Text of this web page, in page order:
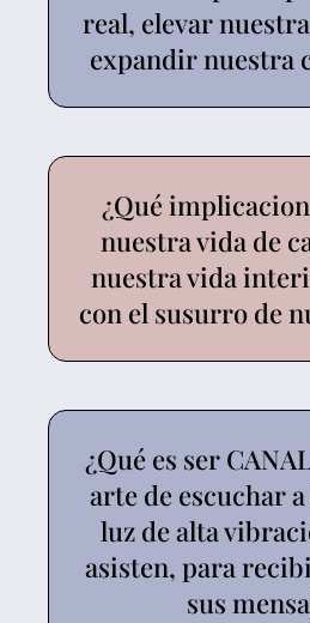
real, elevar
expandir nuestra
¿Qué
nuestra vida de
nuestra vida
con el susurro de
¿Qué es ser
arte de escuchar
luz de alta
asisten, para
sus